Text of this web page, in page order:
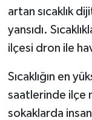
artan sıcaklık
yansıdı.
ilçesi dron ile
Sıcaklığın en
saatlerinde ilçe
sokaklarda